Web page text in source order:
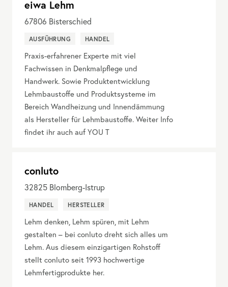
eiwa Lehm
67806 Bisterschied
AUSFÜHRUNG HANDEL
Praxis-erfahrener Experte mit viel
Fachwissen in Denkmalpflege und
Handwerk. Sowie Produktentwicklung
Lehmbaustoffe und Produktsysteme im
Bereich Wandheizung und Innendämmung
als Hersteller für Lehmbaustoffe. Weiter Info
findet ihr auch auf YOU T
conluto
32825 Blomberg-Istrup
HANDEL HERSTELLER
Lehm denken, Lehm spüren, mit Lehm
gestalten – bei conluto dreht sich alles um
Lehm. Aus diesem einzigartigen Rohstoff
stellt conluto seit 1993 hochwertige
Lehmfertigprodukte her.